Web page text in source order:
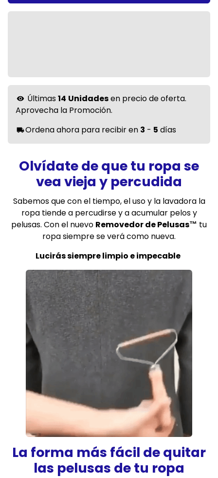
visibility Últimas14 Unidadesen precio de oferta.
Aprovecha la Promoción.
local_shippingOrdena ahora para recibir en 3 - 5 días
Olvídate de que tu ropa se
vea vieja y percudida
Sabemos que con el tiempo, el uso y la lavadora la
ropa tiende a percudirse y a acumular pelos y
pelusas. Con el nuevo Removedor de Pelusas™ tu
ropa siempre se verá como nueva.
Lucirás siempre limpio e impecable
La forma más fácil de quitar
las pelusas de tu ropa